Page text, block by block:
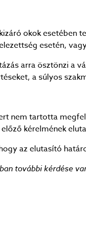
okok
esetén,
arra ösztönzi a
a súlyos
nem tartotta
kérelmének
az elutasító
további kérdése